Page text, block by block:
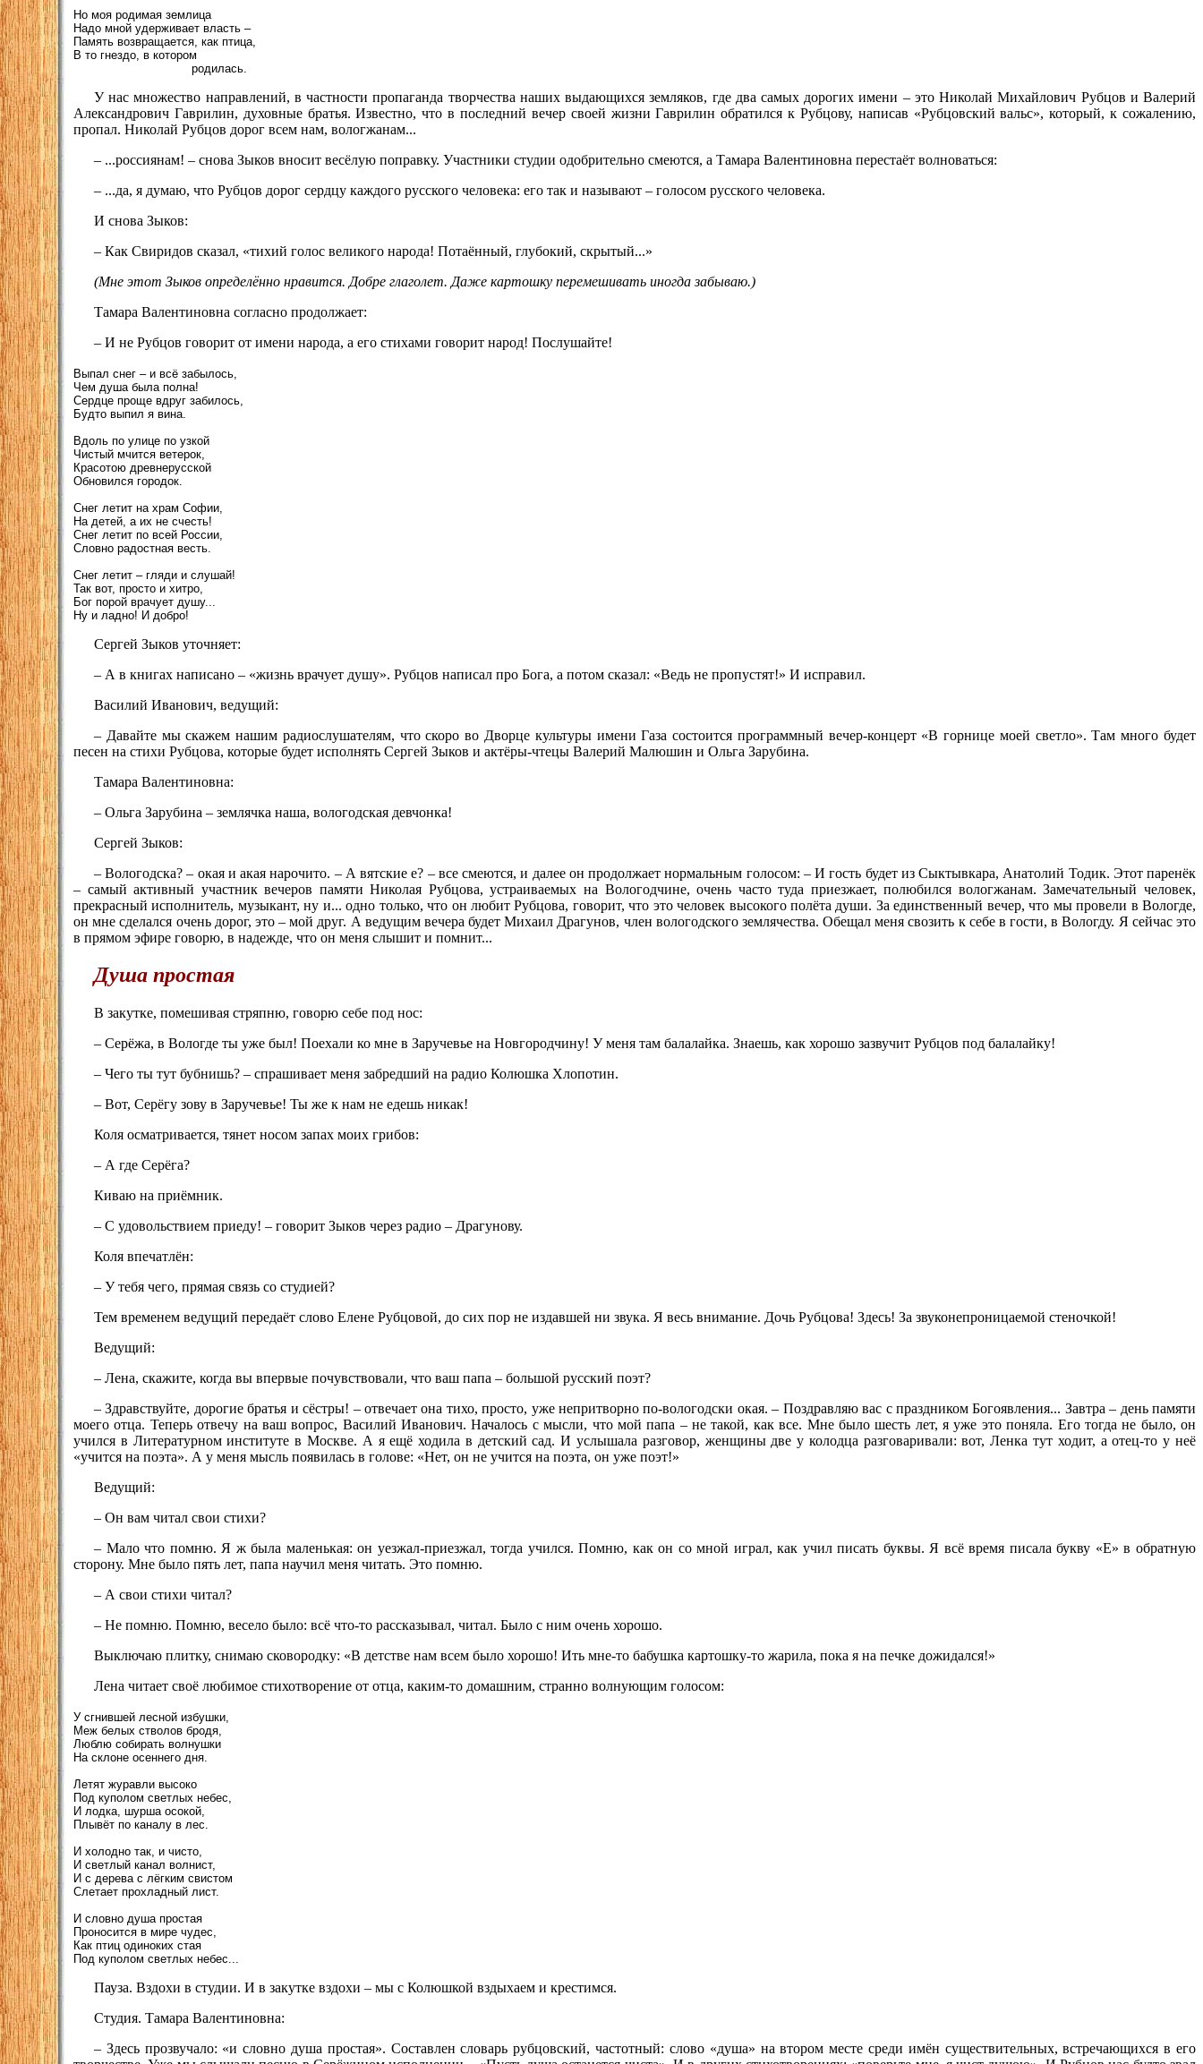
Но моя родимая землица
Надо мной удерживает власть –
Память возвращается, как птица,
В то гнездо, в котором
родилась.
У нас множество направлений, в частности пропаганда творчества наших выдающихся земляков, где два самых дорогих имени – это Николай Михайлович Рубцов и Валерий
Александрович Гаврилин, духовные братья. Известно, что в последний вечер своей жизни Гаврилин обратился к Рубцову, написав «Рубцовский вальс», который, к сожалению,
пропал. Николай Рубцов дорог всем нам, вологжанам...
– ...россиянам! – снова Зыков вносит весёлую поправку. Участники студии одобрительно смеются, а Тамара Валентиновна перестаёт волноваться:
– ...да, я думаю, что Рубцов дорог сердцу каждого русского человека: его так и называют – голосом русского человека.
И снова Зыков:
– Как Свиридов сказал, «тихий голос великого народа! Потаённый, глубокий, скрытый...»
(Мне этот Зыков определённо нравится. Добре глаголет. Даже картошку перемешивать иногда забываю.)
Тамара Валентиновна согласно продолжает:
– И не Рубцов говорит от имени народа, а его стихами говорит народ! Послушайте!
Выпал снег – и всё забылось,
Чем душа была полна!
Сердце проще вдруг забилось,
Будто выпил я вина.
Вдоль по улице по узкой
Чистый мчится ветерок,
Красотою древнерусской
Обновился городок.
Снег летит на храм Софии,
На детей, а их не счесть!
Снег летит по всей России,
Словно радостная весть.
Снег летит – гляди и слушай!
Так вот, просто и хитро,
Бог порой врачует душу...
Ну и ладно! И добро!
Сергей Зыков уточняет:
– А в книгах написано – «жизнь врачует душу». Рубцов написал про Бога, а потом сказал: «Ведь не пропустят!» И исправил.
Василий Иванович, ведущий:
– Давайте мы скажем нашим радиослушателям, что скоро во Дворце культуры имени Газа состоится программный вечер-концерт «В горнице моей светло». Там много будет
песен на стихи Рубцова, которые будет исполнять Сергей Зыков и актёры-чтецы Валерий Малюшин и Ольга Зарубина.
Тамара Валентиновна:
– Ольга Зарубина – землячка наша, вологодская девчонка!
Сергей Зыков:
– Вологодска? – окая и акая нарочито. – А вятские е? – все смеются, и далее он продолжает нормальным голосом: – И гость будет из Сыктывкара, Анатолий Тодик. Этот паренёк
– самый активный участник вечеров памяти Николая Рубцова, устраиваемых на Вологодчине, очень часто туда приезжает, полюбился вологжанам. Замечательный человек,
прекрасный исполнитель, музыкант, ну и... одно только, что он любит Рубцова, говорит, что это человек высокого полёта души. За единственный вечер, что мы провели в Вологде,
он мне сделался очень дорог, это – мой друг. А ведущим вечера будет Михаил Драгунов, член вологодского землячества. Обещал меня свозить к себе в гости, в Вологду. Я сейчас это
в прямом эфире говорю, в надежде, что он меня слышит и помнит...
Душа простая
В закутке, помешивая стряпню, говорю себе под нос:
– Серёжа, в Вологде ты уже был! Поехали ко мне в Заручевье на Новгородчину! У меня там балалайка. Знаешь, как хорошо зазвучит Рубцов под балалайку!
– Чего ты тут бубнишь? – спрашивает меня забредший на радио Колюшка Хлопотин.
– Вот, Серёгу зову в Заручевье! Ты же к нам не едешь никак!
Коля осматривается, тянет носом запах моих грибов:
– А где Серёга?
Киваю на приёмник.
– С удовольствием приеду! – говорит Зыков через радио – Драгунову.
Коля впечатлён:
– У тебя чего, прямая связь со студией?
Тем временем ведущий передаёт слово Елене Рубцовой, до сих пор не издавшей ни звука. Я весь внимание. Дочь Рубцова! Здесь! За звуконепроницаемой стеночкой!
Ведущий:
– Лена, скажите, когда вы впервые почувствовали, что ваш папа – большой русский поэт?
– Здравствуйте, дорогие братья и сёстры! – отвечает она тихо, просто, уже непритворно по-вологодски окая. – Поздравляю вас с праздником Богоявления... Завтра – день памяти
моего отца. Теперь отвечу на ваш вопрос, Василий Иванович. Началось с мысли, что мой папа – не такой, как все. Мне было шесть лет, я уже это поняла. Его тогда не было, он
учился в Литературном институте в Москве. А я ещё ходила в детский сад. И услышала разговор, женщины две у колодца разговаривали: вот, Ленка тут ходит, а отец-то у неё
«учится на поэта». А у меня мысль появилась в голове: «Нет, он не учится на поэта, он уже поэт!»
Ведущий:
– Он вам читал свои стихи?
– Мало что помню. Я ж была маленькая: он уезжал-приезжал, тогда учился. Помню, как он со мной играл, как учил писать буквы. Я всё время писала букву «Е» в обратную
сторону. Мне было пять лет, папа научил меня читать. Это помню.
– А свои стихи читал?
– Не помню. Помню, весело было: всё что-то рассказывал, читал. Было с ним очень хорошо.
Выключаю плитку, снимаю сковородку: «В детстве нам всем было хорошо! Ить мне-то бабушка картошку-то жарила, пока я на печке дожидался!»
Лена читает своё любимое стихотворение от отца, каким-то домашним, странно волнующим голосом:
У сгнившей лесной избушки,
Меж белых стволов бродя,
Люблю собирать волнушки
На склоне осеннего дня.
Летят журавли высоко
Под куполом светлых небес,
И лодка, шурша осокой,
Плывёт по каналу в лес.
И холодно так, и чисто,
И светлый канал волнист,
И с дерева с лёгким свистом
Слетает прохладный лист.
И словно душа простая
Проносится в мире чудес,
Как птиц одиноких стая
Под куполом светлых небес...
Пауза. Вздохи в студии. И в закутке вздохи – мы с Колюшкой вздыхаем и крестимся.
Студия. Тамара Валентиновна:
– Здесь прозвучало: «и словно душа простая». Составлен словарь рубцовский, частотный: слово «душа» на втором месте среди имён существительных, встречающихся в его